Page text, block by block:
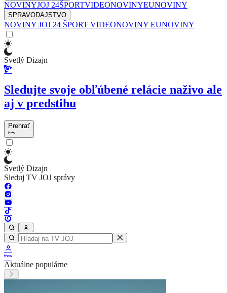
NOVINYJOJ 24ŠPORTVIDEONOVINYEUNOVINY
SPRAVODAJSTVO
NOVINY JOJ 24 ŠPORT VIDEONOVINY EUNOVINY
Svetlý Dizajn
Sledujte svoje obľúbené relácie naživo ale
aj v predstihu
Prehrať
Svetlý Dizajn
Sleduj TV JOJ správy
Aktuálne populárne